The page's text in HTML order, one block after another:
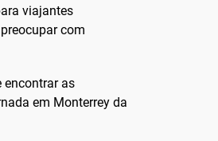
viajantes
com
encontrar as
em Monterrey da